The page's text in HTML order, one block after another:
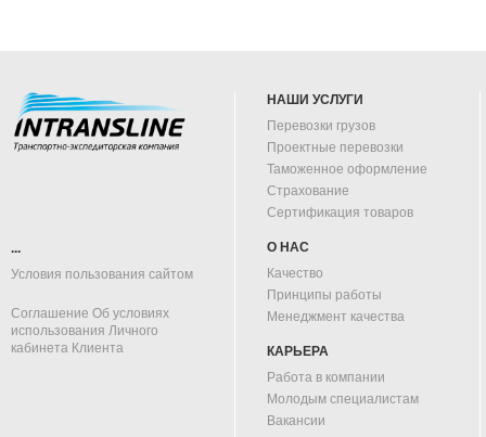
...
Условия пользования сайтом
Соглашение Об условиях
использования Личного
кабинета Клиента
НАШИ УСЛУГИ
Перевозки грузов
Проектные перевозки
Таможенное оформление
Страхование
Сертификация товаров
О НАС
Качество
Принципы работы
Менеджмент качества
КАРЬЕРА
Работа в компании
Молодым специалистам
Вакансии